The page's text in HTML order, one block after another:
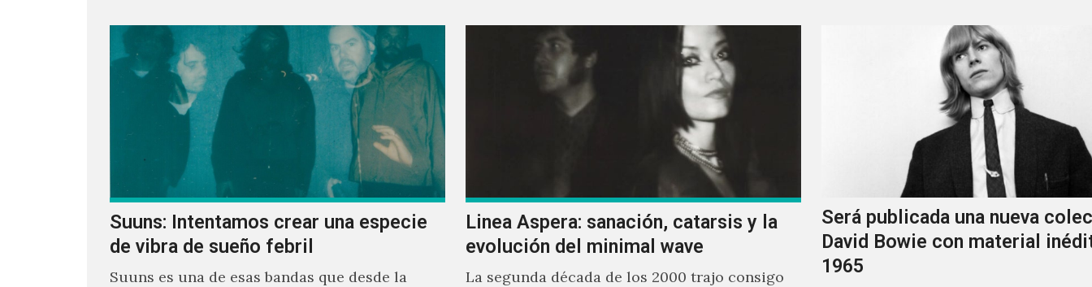
Suuns: Intentamos crear una especie
de vibra de sueño febril
Suuns es una de esas bandas que desde la
Linea Aspera: sanación, catarsis y la
evolución del minimal wave
La segunda década de los 2000 trajo consigo
Será publicada una nueva
David Bowie con material
1965